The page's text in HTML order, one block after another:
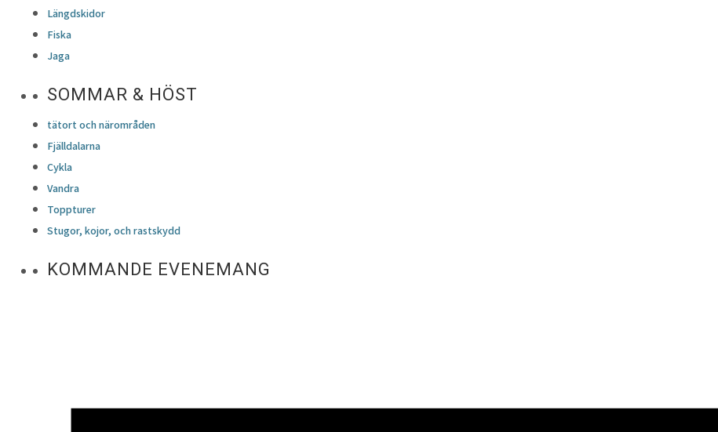
Längdskidor
Fiska
Jaga
SOMMAR & HÖST
tätort och närområden
Fjälldalarna
Cykla
Vandra
Toppturer
Stugor, kojor, och rastskydd
KOMMANDE EVENEMANG